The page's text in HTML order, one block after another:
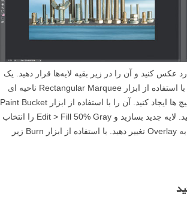
عکس کنید و آن را در زیر بقیه لایه‌ها قرار دهید. یک
لایه جدید ایجاد کرده و با استفاده از ابزار Rectangular Marquee ناحیه ای
باریک در اطراف پایه پیچ ها ایجاد کنید. آن را با استفاده از ابزار Paint Bucket
با خاکستری تیره پر کنید. لایه جدید بسازید و Edit > Fill 50% Gray را انتخاب
کنید. نوع Blending را به Overlay تغییر دهید. با استفاده از ابزار Burn زیر